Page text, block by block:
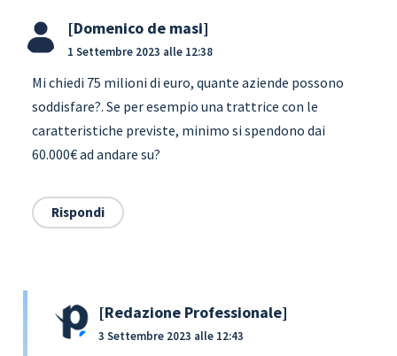
Domenico de masi
1 Settembre 2023 alle 12:38
Mi chiedi 75 milioni di euro, quante aziende possono
soddisfare?. Se per esempio una trattrice con le
caratteristiche previste, minimo si spendono dai
60.000€ ad andare su?
Rispondi
Redazione Professionale
3 Settembre 2023 alle 12:43